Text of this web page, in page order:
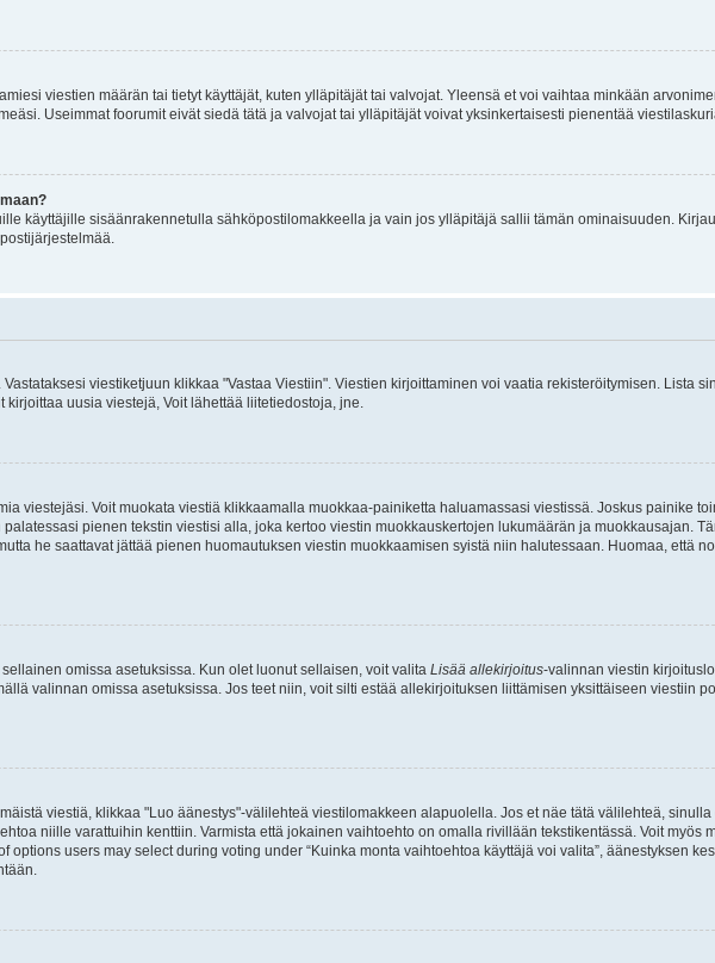
viestien määrän tai tietyt käyttäjät, kuten ylläpitäjät tai valvojat. Yleensä et voi vaihtaa minkään
Useimmat foorumit eivät siedä tätä ja valvojat tai ylläpitäjät voivat yksinkertaisesti pienentää
käyttäjille sisäänrakennetulla sähköpostilomakkeella ja vain jos ylläpitäjä sallii tämän ominaisuuden.
viestiketjuun klikkaa "Vastaa Viestiin". Viestien kirjoittaminen voi vaatia rekisteröitymisen. Lista
uusia viestejä, Voit lähettää liitetiedostoja, jne.
viestejäsi. Voit muokata viestiä klikkaamalla muokkaa-painiketta haluamassasi viestissä. Joskus painike
pienen tekstin viestisi alla, joka kertoo viestin muokkauskertojen lukumäärän ja muokkausajan.
he saattavat jättää pienen huomautuksen viestin muokkaamisen syistä niin halutessaan. Huomaa, että
omissa asetuksissa. Kun olet luonut sellaisen, voit valita Lisää allekirjoitus-valinnan viestin
valinnan omissa asetuksissa. Jos teet niin, voit silti estää allekirjoituksen liittämisen yksittäiseen viestiin
viestiä, klikkaa "Luo äänestys"-välilehteä viestilomakkeen alapuolella. Jos et näe tätä välilehteä,
niille varattuihin kenttiin. Varmista että jokainen vaihtoehto on omalla rivillään tekstikentässä. Voit myös
options users may select during voting under “Kuinka monta vaihtoehtoa käyttäjä voi valita”, äänestyksen